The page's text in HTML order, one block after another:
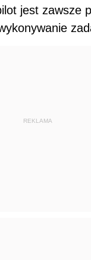
jest zawsze
REKLAMA